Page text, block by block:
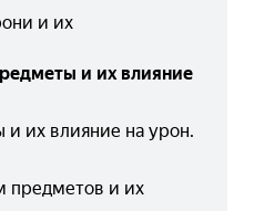
и их
и их влияние
их влияние на урон.
предметов и их